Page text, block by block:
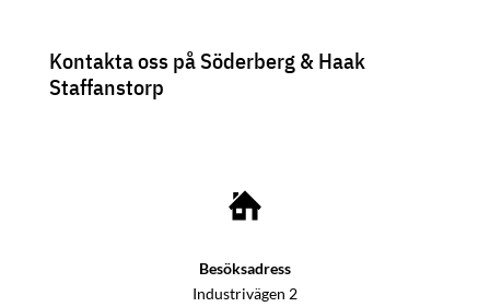
Kontakta oss på Söderberg & Haak
Staffanstorp
Besöksadress
Industrivägen 2